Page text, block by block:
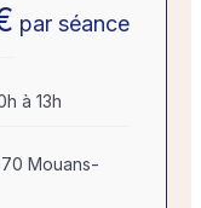
par séance
à 13h
Mouans-